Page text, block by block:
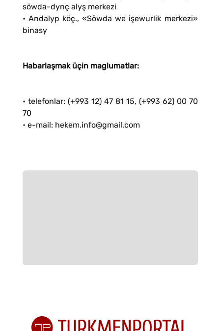
söwda-dynç alyş merkezi
• Andalyp köç., «Söwda we işewurlik merkezi»
binasy
Habarlaşmak üçin maglumatlar:
• telefonlar: (+993 12) 47 81 15, (+993 62) 00 70
70
• е-mail: hekem.info@gmail.com